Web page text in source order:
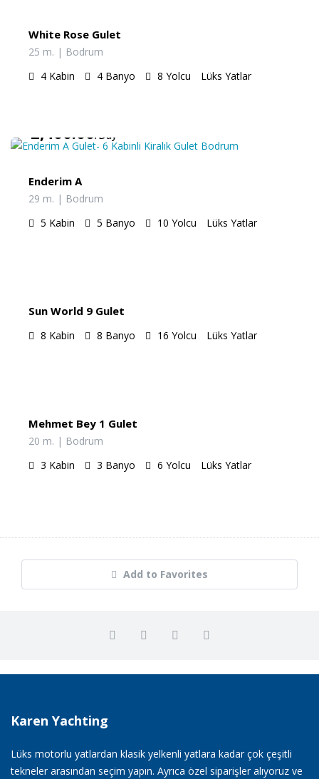
White Rose Gulet
25 m. | Bodrum
4 Kabin 4 Banyo 8 Yolcu Lüks Yatlar
2,400.00/Day
Enderim A
29 m. | Bodrum
5 Kabin 5 Banyo 10 Yolcu Lüks Yatlar
Sun World 9 Gulet
8 Kabin 8 Banyo 16 Yolcu Lüks Yatlar
Mehmet Bey 1 Gulet
20 m. | Bodrum
3 Kabin 3 Banyo 6 Yolcu Lüks Yatlar
Add to Favorites
Karen Yachting
Lüks motorlu yatlardan klasik yelkenli yatlara kadar çok çeşitli
tekneler arasından seçim yapın. Ayrıca özel siparişler alıyoruz ve